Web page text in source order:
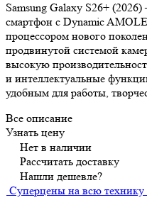
Samsung Galaxy S26+
смартфон с Dynamic
процессором нового
продвинутой системой
высокую
и интеллектуальные
удобным для работы,
Все описание
Узнать цену
Нет в наличии
Рассчитать доставку
Нашли дешевле?
Суперцены на всю